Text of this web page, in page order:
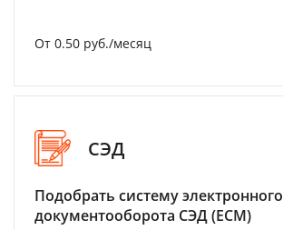
От 0.50 руб./месяц
СЭД
Подобрать систему электронного
документооборота СЭД (ECM)